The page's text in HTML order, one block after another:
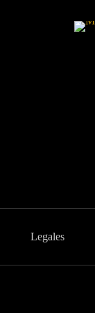
Legales